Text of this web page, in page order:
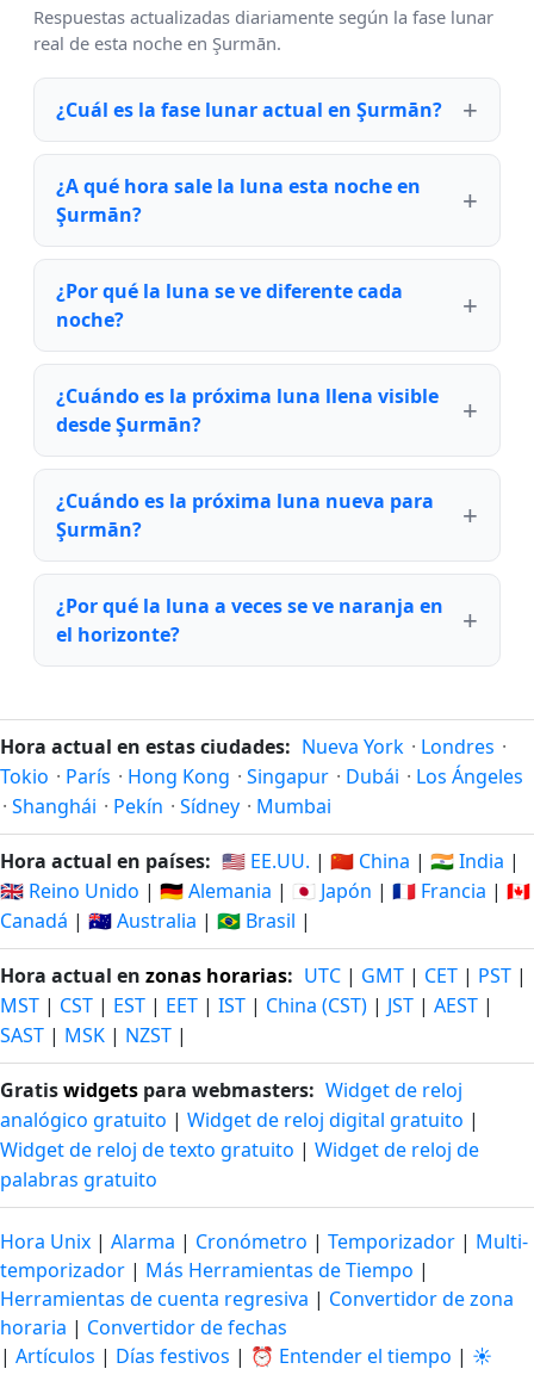
Respuestas actualizadas diariamente según la fase lunar
real de esta noche en Şurmān.
¿Cuál es la fase lunar actual en Şurmān?
¿A qué hora sale la luna esta noche en
Şurmān?
¿Por qué la luna se ve diferente cada
noche?
¿Cuándo es la próxima luna llena visible
desde Şurmān?
¿Cuándo es la próxima luna nueva para
Şurmān?
¿Por qué la luna a veces se ve naranja en
el horizonte?
Hora actual en estas ciudades: Nueva York · Londres ·
Tokio · París · Hong Kong · Singapur · Dubái · Los Ángeles
· Shanghái · Pekín · Sídney · Mumbai
Hora actual en países: 🇺🇸 EE.UU. | 🇨🇳 China | 🇮🇳 India |
🇬🇧 Reino Unido | 🇩🇪 Alemania | 🇯🇵 Japón | 🇫🇷 Francia | 🇨🇦
Canadá | 🇦🇺 Australia | 🇧🇷 Brasil |
Hora actual en zonas horarias: UTC | GMT | CET | PST |
MST | CST | EST | EET | IST | China (CST) | JST | AEST |
SAST | MSK | NZST |
Gratiswidgets para webmasters: Widget de reloj
analógico gratuito | Widget de reloj digital gratuito |
Widget de reloj de texto gratuito | Widget de reloj de
palabras gratuito
Hora Unix | Alarma | Cronómetro | Temporizador | Multi-
temporizador | Más Herramientas de Tiempo |
Herramientas de cuenta regresiva | Convertidor de zona
horaria | Convertidor de fechas
| Artículos | Días festivos | ⏰ Entender el tiempo | ☀️